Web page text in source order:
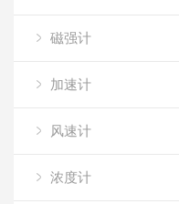
磁强计
加速计
风速计
浓度计